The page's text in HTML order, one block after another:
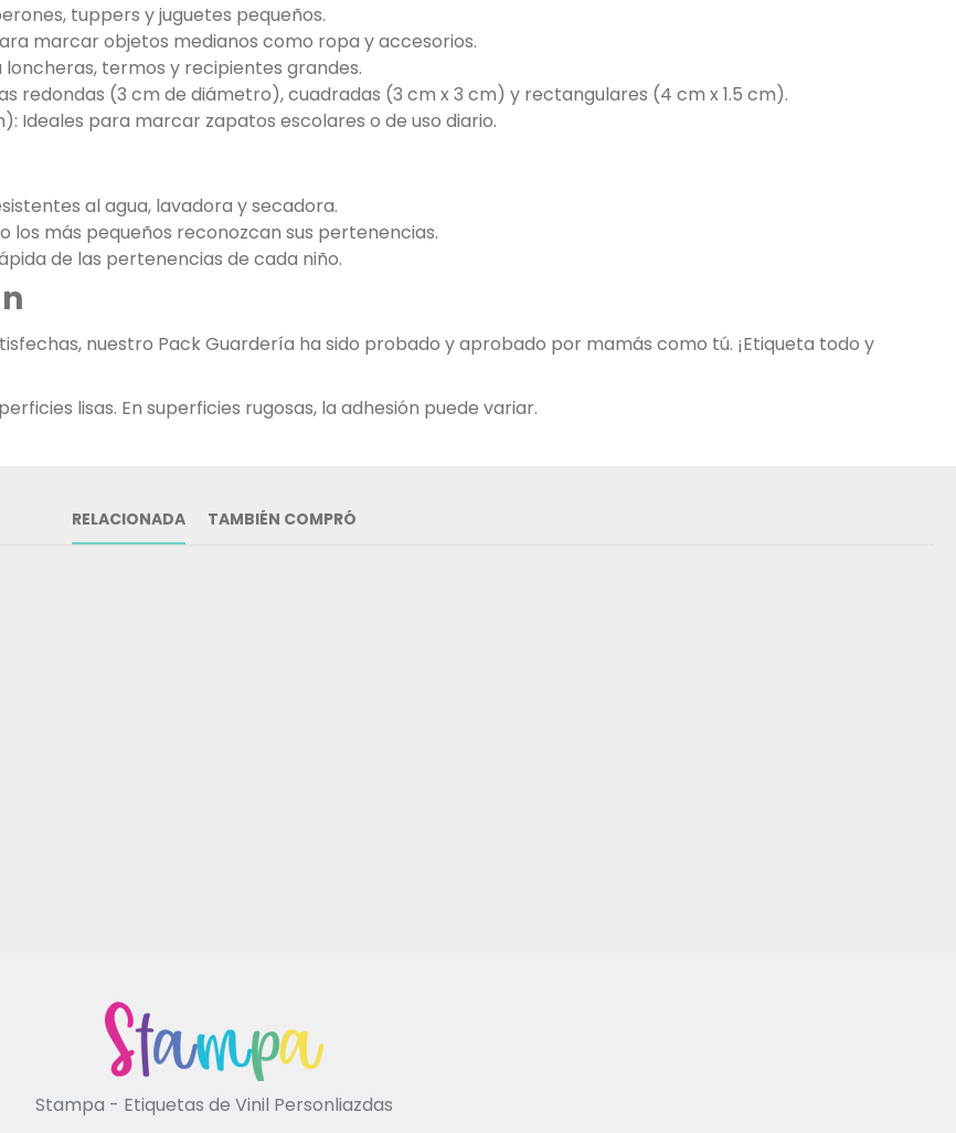
tuppers y juguetes pequeños.
marcar objetos medianos como ropa y accesorios.
termos y recipientes grandes.
redondas (3 cm de diámetro), cuadradas (3 cm x 3 cm) y rectangulares (4 cm x 1.5 cm).
Ideales para marcar zapatos escolares o de uso diario.
al agua, lavadora y secadora.
los más pequeños reconozcan sus pertenencias.
de las pertenencias de cada niño.
nuestro Pack Guardería ha sido probado y aprobado por mamás como tú. ¡Etiqueta todo y
lisas. En superficies rugosas, la adhesión puede variar.
RELACIONADA TAMBIÉN COMPRÓ
Stampa - Etiquetas de Vinil Personliazdas